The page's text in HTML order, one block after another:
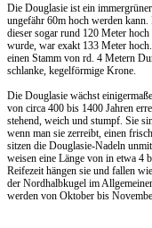
Die Douglasie ist ein
ungefähr 60m hoch werden
dieser sogar rund 120 Meter
wurde, war exakt 133 Meter
einen Stamm von rd. 4 Metern
schlanke, kegelförmige Krone.
Die Douglasie wächst
von circa 400 bis 1400 Jahren
stehend, weich und stumpf. Sie
wenn man sie zerreibt, einen
sitzen die Douglasie-Nadeln
weisen eine Länge von in etwa 4
Reifezeit hängen sie und fallen
der Nordhalbkugel im
werden von Oktober bis